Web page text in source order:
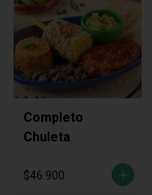
Completo
Chuleta
$46.900